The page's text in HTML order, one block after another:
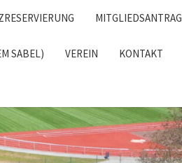
MITGLIEDSANTRAG
SABEL) VEREIN KONTAKT